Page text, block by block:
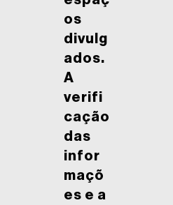
os
divulg
ados.
A
verifi
cação
das
infor
maçõ
es e a